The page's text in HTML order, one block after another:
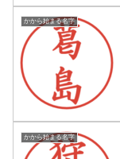
かから始まる名字
かから始まる名字